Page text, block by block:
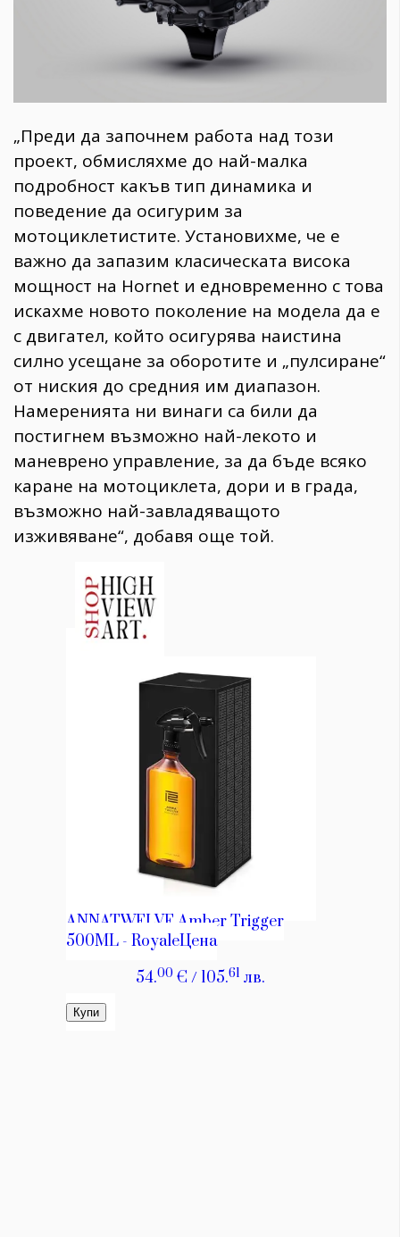
„Преди да започнем работа над този
проект, обмисляхме до най-малка
подробност какъв тип динамика и
поведение да осигурим за
мотоциклетистите. Установихме, че е
важно да запазим класическата висока
мощност на Hornet и едновременно с това
искахме новото поколение на модела да е
с двигател, който осигурява наистина
силно усещане за оборотите и „пулсиране“
от ниския до средния им диапазон.
Намеренията ни винаги са били да
постигнем възможно най-лекото и
маневрено управление, за да бъде всяко
каране на мотоциклета, дори и в града,
възможно най-завладяващото
изживяване“, добавя още той.